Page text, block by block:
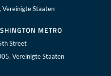
Vereinigte Staaten
METRO
Street
Vereinigte Staaten